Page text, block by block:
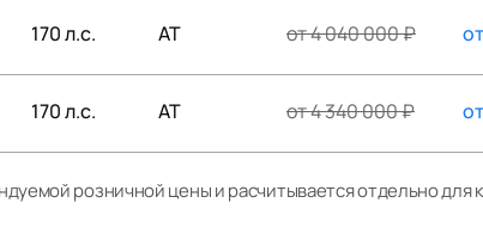
170 л.с. AT от4 040 000₽
170 л.с. AT от4 340 000₽
розничной цены и расчитывается отдельно для